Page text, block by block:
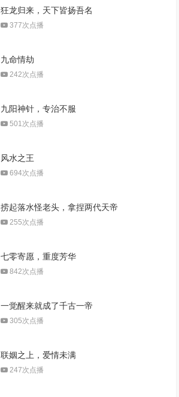
狂龙归来，天下皆扬吾名
377次点播
九命情劫
242次点播
九阳神针，专治不服
501次点播
风水之王
694次点播
捞起落水怪老头，拿捏两代天帝
255次点播
七零寄愿，重度芳华
842次点播
一觉醒来就成了千古一帝
305次点播
联姻之上，爱情未满
247次点播